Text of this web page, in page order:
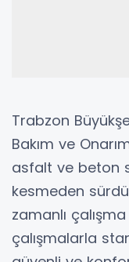
Trabzon
Bakım ve
asfalt ve beton
kesmeden
zamanlı
çalışmalarla